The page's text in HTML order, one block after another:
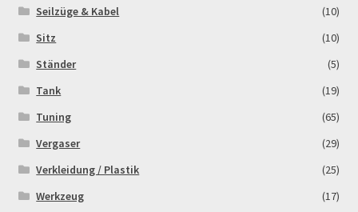
Seilzüge & Kabel
(10)
Sitz
(10)
Ständer
(5)
Tank
(19)
Tuning
(65)
Vergaser
(29)
Verkleidung / Plastik
(25)
Werkzeug
(17)